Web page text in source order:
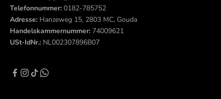
Telefonnummer: 0182-785752
Adresse: Hanzeweg 15, 2803 MC, Gouda
Handelskammernummer: 74009621
USt-IdNr.: NL002307896B07